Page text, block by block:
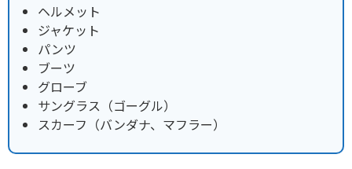
ヘルメット
ジャケット
パンツ
ブーツ
グローブ
サングラス（ゴーグル）
スカーフ（バンダナ、マフラー）